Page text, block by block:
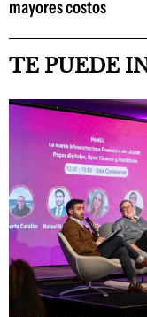
mayores costos
TE PUEDE